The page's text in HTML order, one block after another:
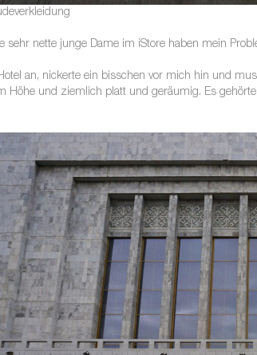
sehr nette junge Dame im iStore haben mein
an, nickerte ein bisschen vor mich hin und
Höhe und ziemlich platt und geräumig. Es